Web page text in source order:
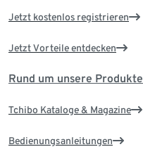
Jetzt kostenlos registrieren
Jetzt Vorteile entdecken
Rund um unsere Produkte
Tchibo Kataloge & Magazine
Bedienungsanleitungen